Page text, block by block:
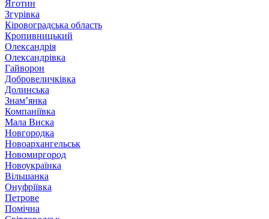
Яготин
Згурівка
Кіровоградська область
Кропивницький
Олександрія
Олександрівка
Гайворон
Добровеличківка
Долинська
Знам’янка
Компаніївка
Мала Виска
Новгородка
Новоархангельськ
Новомиргород
Новоукраїнка
Вільшанка
Онуфріївка
Петрове
Помічна